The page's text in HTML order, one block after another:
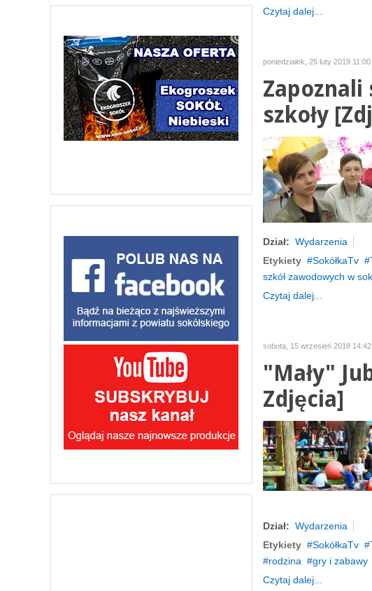
Czytaj dalej...
poniedziałek, 25 luty 2019 11:00
szkoły
Dział: Wydarzenia
Etykiety
SokółkaTv
szkół zawodowych w
Czytaj dalej...
sobota, 15 wrzesień 2018 14:42
"Mały"
Zdjęcia]
Dział: Wydarzenia
Etykiety
SokółkaTv
rodzina
gry i zabawy
Czytaj dalej...